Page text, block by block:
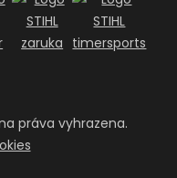
práva vyhrazena.